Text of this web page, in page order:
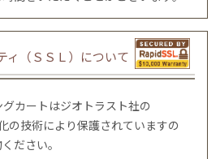
ィ（ＳＳＬ）について
カートはジオトラスト社の
の技術により保護されていますの
ださい。